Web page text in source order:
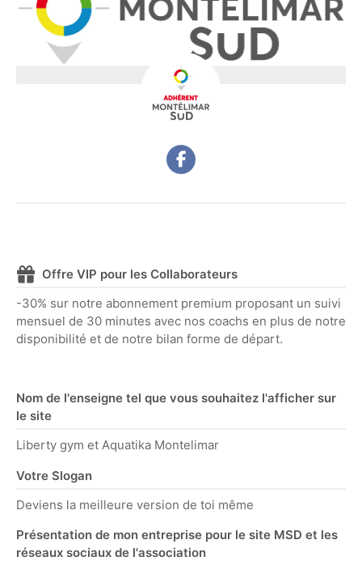
Offre VIP pour les Collaborateurs
-30% sur notre abonnement premium proposant un suivi
mensuel de 30 minutes avec nos coachs en plus de notre
disponibilité et de notre bilan forme de départ.
Nom de l'enseigne tel que vous souhaitez l'afficher sur
le site
Liberty gym et Aquatika Montelimar
Votre Slogan
Deviens la meilleure version de toi même
Présentation de mon entreprise pour le site MSD et les
réseaux sociaux de l'association